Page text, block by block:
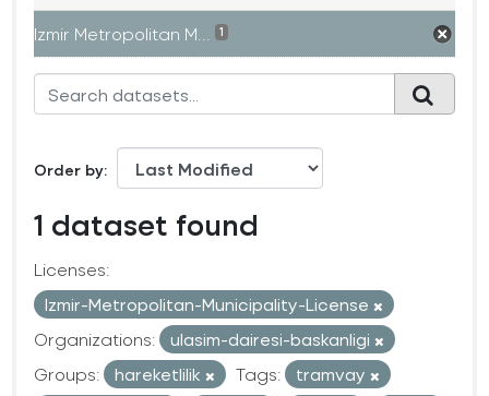
Izmir Metropolitan M... 1
Order by
1 dataset found
Licenses:
Izmir-Metropolitan-Municipality-License
Organizations:
ulasim-dairesi-baskanligi
Groups:
hareketlilik Tags:
tramvay